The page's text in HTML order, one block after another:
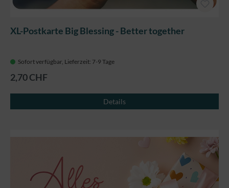
XL-Postkarte Big Blessing - Better together
Sofort verfügbar, Lieferzeit: 7-9 Tage
2,70 CHF
Details